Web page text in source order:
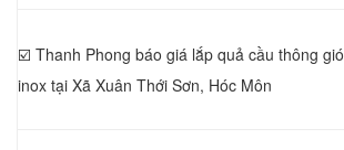
☑️ Thanh Phong báo giá lắp quả cầu thông gió
inox tại Xã Xuân Thới Sơn, Hóc Môn